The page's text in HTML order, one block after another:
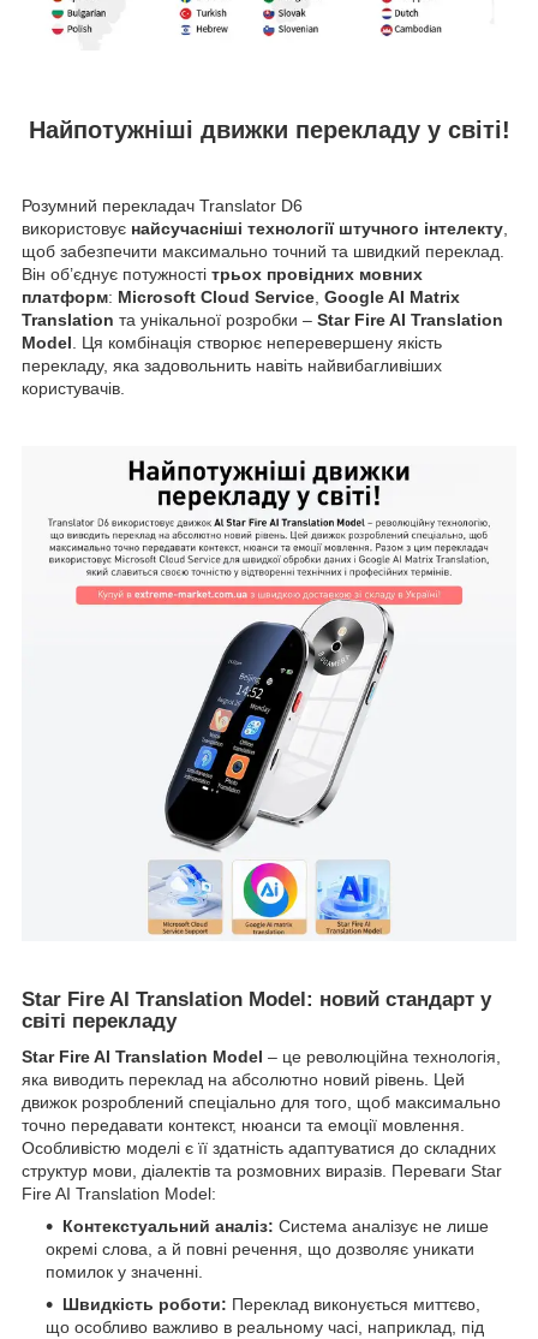
Найпотужніші движки перекладу у світі!
Розумний перекладач Translator D6
використовує найсучасніші технології штучного інтелекту
щоб забезпечити максимально точний та швидкий переклад.
Він об’єднує потужності трьох провідних мовних
платформ: Microsoft Cloud Service Google AI Matrix
Translation та унікальної розробки – Star Fire AI Translation
Model . Ця комбінація створює неперевершену якість
перекладу, яка задовольнить навіть найвибагливіших
користувачів.
Star Fire AI Translation Model: новий стандарт у
світі перекладу
Star Fire AI Translation Model – це революційна технологія,
яка виводить переклад на абсолютно новий рівень. Цей
движок розроблений спеціально для того, щоб максимально
точно передавати контекст, нюанси та емоції мовлення.
Особливістю моделі є її здатність адаптуватися до складних
структур мови, діалектів та розмовних виразів. Переваги Star
Fire AI Translation Model:
Контекстуальний аналіз: Система аналізує не лише
окремі слова, а й повні речення, що дозволяє уникати
помилок у значенні.
Швидкість роботи: Переклад виконується миттєво,
що особливо важливо в реальному часі, наприклад, під